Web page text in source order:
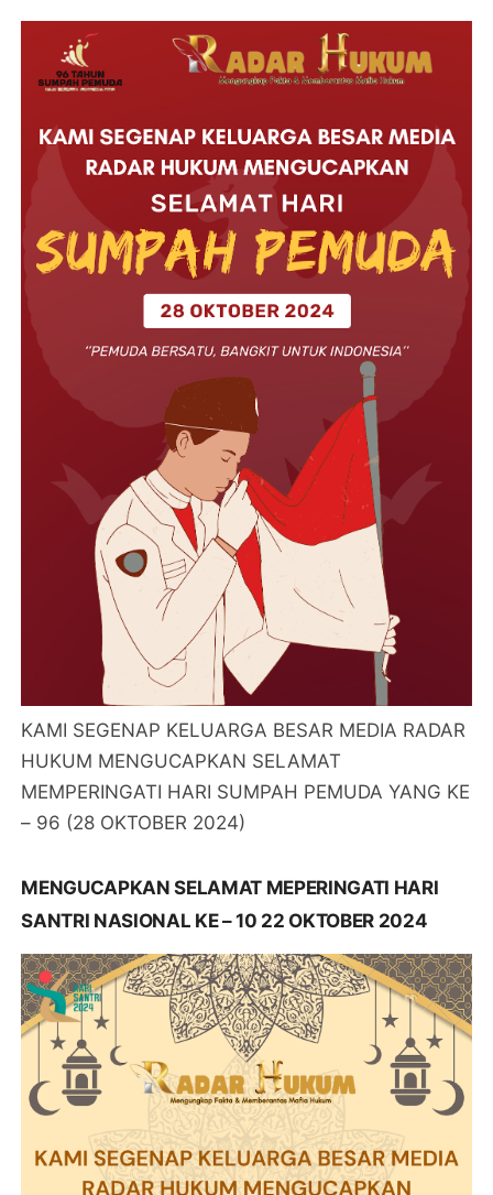
KAMI SEGENAP KELUARGA BESAR MEDIA RADAR
HUKUM MENGUCAPKAN SELAMAT
MEMPERINGATI HARI SUMPAH PEMUDA YANG KE
– 96 (28 OKTOBER 2024)
MENGUCAPKAN SELAMAT MEPERINGATI HARI
SANTRI NASIONAL KE – 10 22 OKTOBER 2024